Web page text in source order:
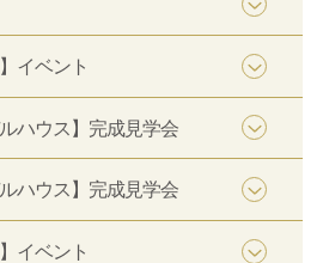
イベント
ハウス】完成見学会
ハウス】完成見学会
イベント